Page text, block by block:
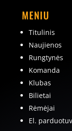
MENIU
Titulinis
Naujienos
Rungtynės
Komanda
Klubas
Bilietai
Rėmėjai
El.